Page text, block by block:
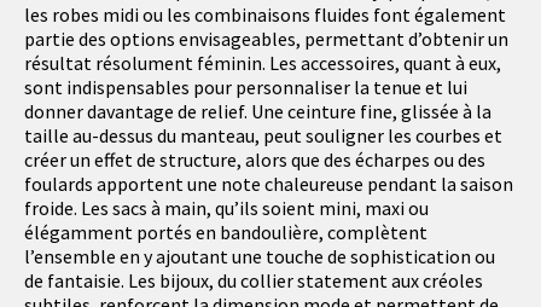
les robes midi ou les combinaisons fluides font également
partie des options envisageables, permettant d’obtenir un
résultat résolument féminin. Les accessoires, quant à eux,
sont indispensables pour personnaliser la tenue et lui
donner davantage de relief. Une ceinture fine, glissée à la
taille au-dessus du manteau, peut souligner les courbes et
créer un effet de structure, alors que des écharpes ou des
foulards apportent une note chaleureuse pendant la saison
froide. Les sacs à main, qu’ils soient mini, maxi ou
élégamment portés en bandoulière, complètent
l’ensemble en y ajoutant une touche de sophistication ou
de fantaisie. Les bijoux, du collier statement aux créoles